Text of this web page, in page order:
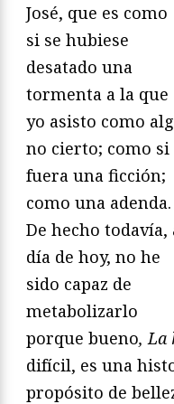
José, que es como
si se hubiese
desatado una
tormenta a la que
yo asisto como
no cierto; como si
fuera una ficción;
como una adenda.
De hecho todavía,
día de hoy, no he
sido capaz de
metabolizarlo
porque bueno, La
difícil, es una
propósito de